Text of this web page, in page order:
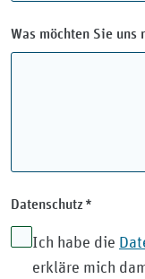
Was möchten Sie uns
Datenschutz*
Ich habe die
erkläre mich